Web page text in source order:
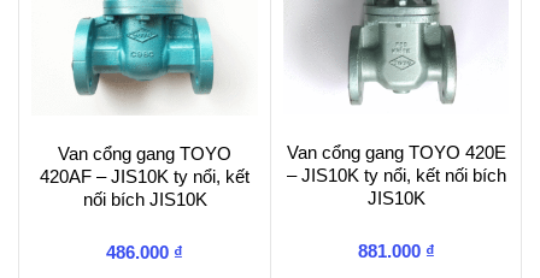
Van cổng gang TOYO
420AF – JIS10K ty nổi, kết
nối bích JIS10K
486.000 ₫
Van cổng gang TOYO 420E
– JIS10K ty nổi, kết nối bích
JIS10K
881.000 ₫